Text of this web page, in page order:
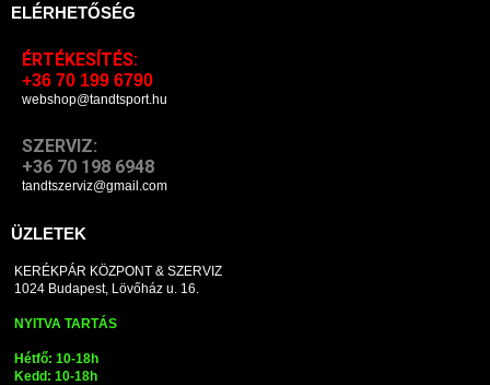
ELÉRHETŐSÉG
ÉRTÉKESÍTÉS:
+36 70 199 6790
webshop@tandtsport.hu
SZERVIZ:
+36 70 198 6948
tandtszerviz@gmail.com
ÜZLETEK
KERÉKPÁR KÖZPONT & SZERVIZ
1024 Budapest, Lövőház u. 16.
NYITVA TARTÁS
Hétfő: 10-18h
Kedd: 10-18h